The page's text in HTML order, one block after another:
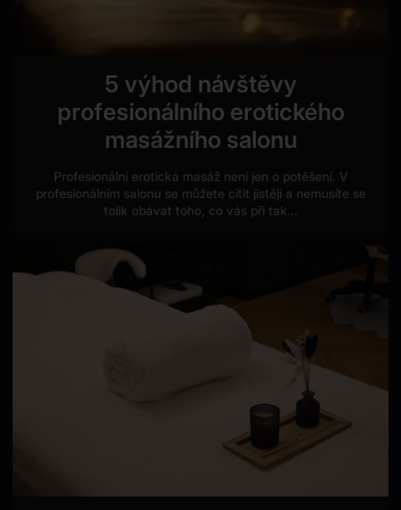
5 výhod návštěvy
profesionálního erotického
masážního salonu
Profesionální erotická masáž není jen o potěšení. V
profesionálním salonu se můžete cítit jistěji a nemusíte se
tolik obávat toho, co vás při tak...